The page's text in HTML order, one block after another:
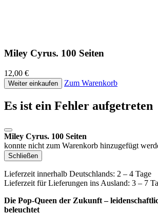
Miley Cyrus. 100 Seiten
12,00 €
Weiter einkaufen Zum Warenkorb
Es ist ein Fehler aufgetreten
Miley Cyrus. 100 Seiten
konnte nicht zum Warenkorb hinzugefügt
Schließen
Lieferzeit innerhalb Deutschlands: 2 – 4 Tage
Lieferzeit für Lieferungen ins Ausland: 3 – 7
Die Pop-Queen der Zukunft –
beleuchtet